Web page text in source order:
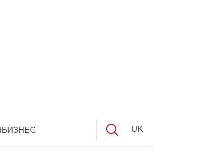
БИЗНЕС UK